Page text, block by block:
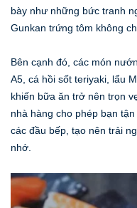
bày như những bức tranh
Gunkan trứng tôm không
Bên cạnh đó, các món
A5, cá hồi sốt teriyaki, lẩu
khiến bữa ăn trở nên trọn
nhà hàng cho phép bạn
các đầu bếp, tạo nên trải
nhớ.